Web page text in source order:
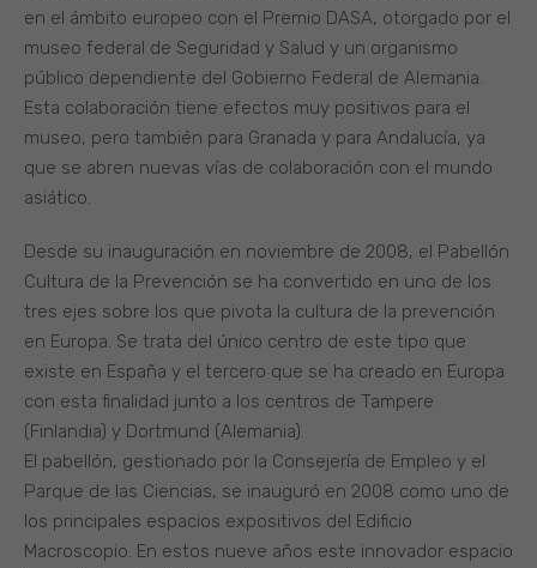
en el ámbito europeo con el Premio DASA, otorgado por el
museo federal de Seguridad y Salud y un organismo
público dependiente del Gobierno Federal de Alemania.
Esta colaboración tiene efectos muy positivos para el
museo, pero también para Granada y para Andalucía, ya
que se abren nuevas vías de colaboración con el mundo
asiático.
Desde su inauguración en noviembre de 2008, el Pabellón
Cultura de la Prevención se ha convertido en uno de los
tres ejes sobre los que pivota la cultura de la prevención
en Europa. Se trata del único centro de este tipo que
existe en España y el tercero que se ha creado en Europa
con esta finalidad junto a los centros de Tampere
(Finlandia) y Dortmund (Alemania).
El pabellón, gestionado por la Consejería de Empleo y el
Parque de las Ciencias, se inauguró en 2008 como uno de
los principales espacios expositivos del Edificio
Macroscopio. En estos nueve años este innovador espacio